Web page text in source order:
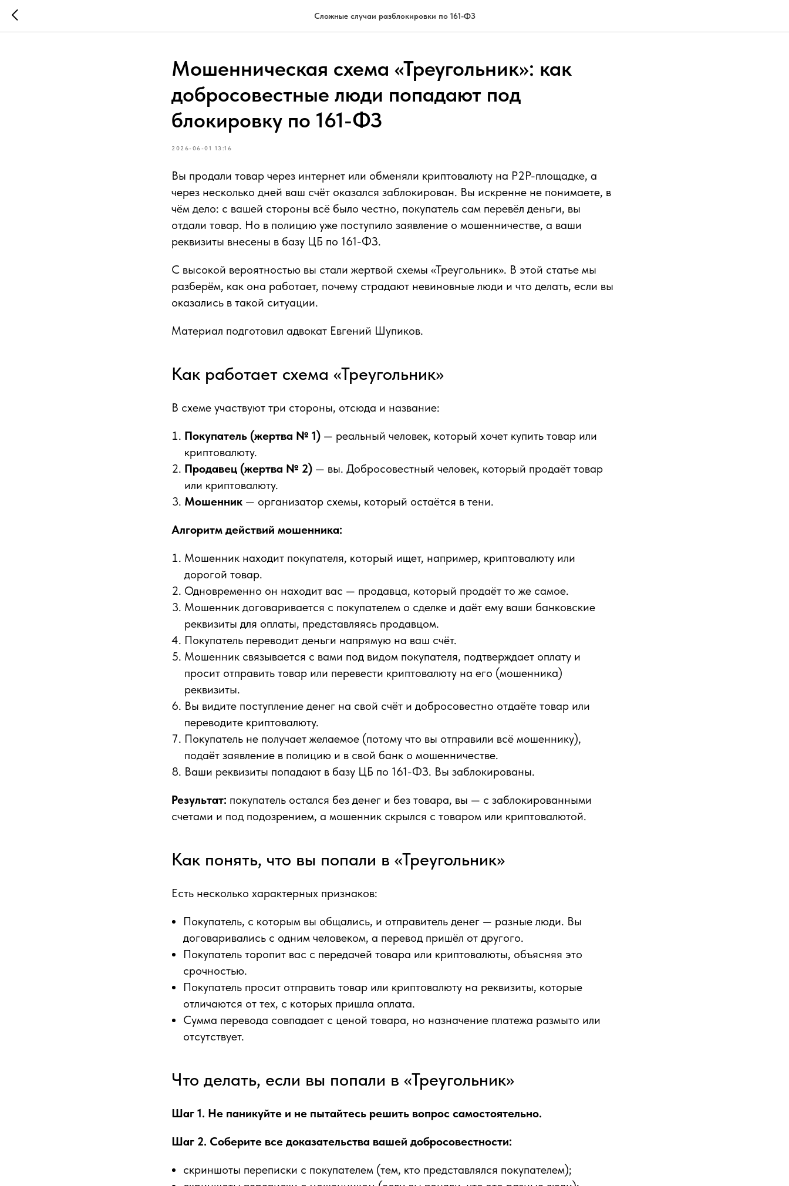
Сложные случаи разблокировки по 161-ФЗ
Мошенническая схема «Треугольник»: как
добросовестные люди попадают под
блокировку по 161-ФЗ
2026-06-01 13:16
Вы продали товар через интернет или обменяли криптовалюту на P2P-площадке, а
через несколько дней ваш счёт оказался заблокирован. Вы искренне не понимаете, в
чём дело: с вашей стороны всё было честно, покупатель сам перевёл деньги, вы
отдали товар. Но в полицию уже поступило заявление о мошенничестве, а ваши
реквизиты внесены в базу ЦБ по 161-ФЗ.
С высокой вероятностью вы стали жертвой схемы «Треугольник». В этой статье мы
разберём, как она работает, почему страдают невиновные люди и что делать, если вы
оказались в такой ситуации.
Материал подготовил адвокат Евгений Шупиков.
Как работает схема «Треугольник»
В схеме участвуют три стороны, отсюда и название:
Покупатель (жертва № 1) — реальный человек, который хочет купить товар или
криптовалюту.
Продавец (жертва № 2) — вы. Добросовестный человек, который продаёт товар
или криптовалюту.
Мошенник — организатор схемы, который остаётся в тени.
Алгоритм действий мошенника:
Мошенник находит покупателя, который ищет, например, криптовалюту или
дорогой товар.
Одновременно он находит вас — продавца, который продаёт то же самое.
Мошенник договаривается с покупателем о сделке и даёт ему ваши банковские
реквизиты для оплаты, представляясь продавцом.
Покупатель переводит деньги напрямую на ваш счёт.
Мошенник связывается с вами под видом покупателя, подтверждает оплату и
просит отправить товар или перевести криптовалюту на его (мошенника)
реквизиты.
Вы видите поступление денег на свой счёт и добросовестно отдаёте товар или
переводите криптовалюту.
Покупатель не получает желаемое (потому что вы отправили всё мошеннику),
подаёт заявление в полицию и в свой банк о мошенничестве.
Ваши реквизиты попадают в базу ЦБ по 161-ФЗ. Вы заблокированы.
Результат: покупатель остался без денег и без товара, вы — с заблокированными
счетами и под подозрением, а мошенник скрылся с товаром или криптовалютой.
Как понять, что вы попали в «Треугольник»
Есть несколько характерных признаков:
Покупатель, с которым вы общались, и отправитель денег — разные люди. Вы
договаривались с одним человеком, а перевод пришёл от другого.
Покупатель торопит вас с передачей товара или криптовалюты, объясняя это
срочностью.
Покупатель просит отправить товар или криптовалюту на реквизиты, которые
отличаются от тех, с которых пришла оплата.
Сумма перевода совпадает с ценой товара, но назначение платежа размыто или
отсутствует.
Что делать, если вы попали в «Треугольник»
Шаг 1. Не паникуйте и не пытайтесь решить вопрос самостоятельно.
Шаг 2. Соберите все доказательства вашей добросовестности:
скриншоты переписки с покупателем (тем, кто представлялся покупателем);